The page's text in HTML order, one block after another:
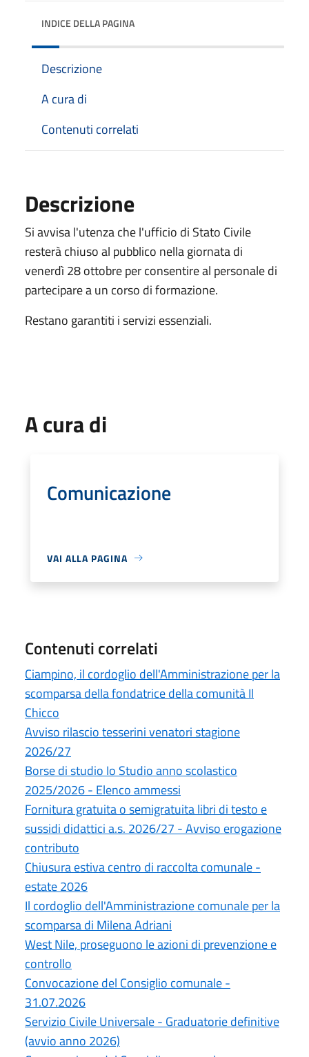
INDICE DELLA PAGINA
Descrizione
A cura di
Contenuti correlati
Descrizione
Si avvisa l'utenza che l'ufficio di Stato Civile
resterà chiuso al pubblico nella giornata di
venerdì 28 ottobre per consentire al personale di
partecipare a un corso di formazione.
Restano garantiti i servizi essenziali.
A cura di
Comunicazione
VAI ALLA PAGINA
Contenuti correlati
Ciampino, il cordoglio dell'Amministrazione per la
scomparsa della fondatrice della comunità Il
Chicco
Avviso rilascio tesserini venatori stagione
2026/27
Borse di studio Io Studio anno scolastico
2025/2026 - Elenco ammessi
Fornitura gratuita o semigratuita libri di testo e
sussidi didattici a.s. 2026/27 - Avviso erogazione
contributo
Chiusura estiva centro di raccolta comunale -
estate 2026
Il cordoglio dell'Amministrazione comunale per la
scomparsa di Milena Adriani
West Nile, proseguono le azioni di prevenzione e
controllo
Convocazione del Consiglio comunale -
31.07.2026
Servizio Civile Universale - Graduatorie definitive
(avvio anno 2026)